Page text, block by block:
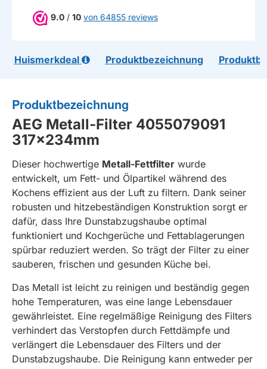
9.0 / 10 von 64855 reviews
Huismerkdeal Produktbezeichnung
Produktbezeichnung
AEG Metall-Filter 4055079091
317x234mm
Dieser hochwertige Metall-Fettfilter wurde
entwickelt, um Fett- und Ölpartikel während des
Kochens effizient aus der Luft zu filtern. Dank seiner
robusten und hitzebeständigen Konstruktion sorgt er
dafür, dass Ihre Dunstabzugshaube optimal
funktioniert und Kochgerüche und Fettablagerungen
spürbar reduziert werden. So trägt der Filter zu einer
sauberen, frischen und gesunden Küche bei.
Das Metall ist leicht zu reinigen und beständig gegen
hohe Temperaturen, was eine lange Lebensdauer
gewährleistet. Eine regelmäßige Reinigung des Filters
verhindert das Verstopfen durch Fettdämpfe und
verlängert die Lebensdauer des Filters und der
Dunstabzugshaube. Die Reinigung kann entweder per